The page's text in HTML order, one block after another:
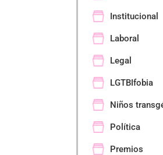
Institucional
Laboral
Legal
LGTBIfobia
Niños
Política
Premios